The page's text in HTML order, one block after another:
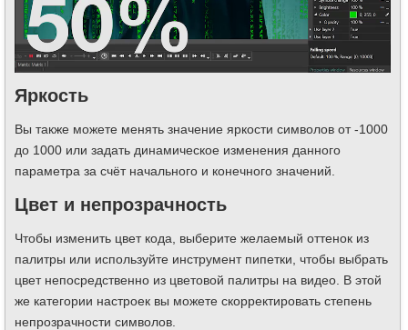
Яркость
Вы также можете менять значение яркости символов от -1000
до 1000 или задать динамическое изменения данного
параметра за счёт начального и конечного значений.
Цвет и непрозрачность
Чтобы изменить цвет кода, выберите желаемый оттенок из
палитры или используйте инструмент пипетки, чтобы выбрать
цвет непосредственно из цветовой палитры на видео. В этой
же категории настроек вы можете скорректировать степень
непрозрачности символов.